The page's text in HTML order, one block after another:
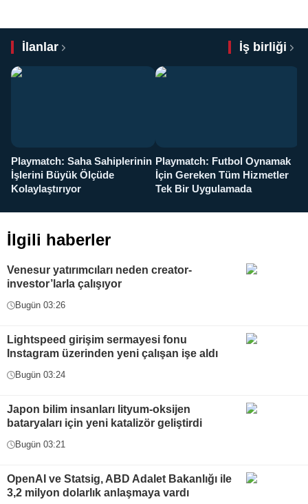
İlanlar İş birliği
Playmatch: Saha Sahiplerinin
İşlerini Büyük Ölçüde
Kolaylaştırıyor
Playmatch: Futbol Oynamak
İçin Gereken Tüm Hizmetler
Tek Bir Uygulamada
İlgili haberler
Venesur yatırımcıları neden creator-
investor’larla çalışıyor
Bugün 03:26
Lightspeed girişim sermayesi fonu
Instagram üzerinden yeni çalışan işe aldı
Bugün 03:24
Japon bilim insanları lityum-oksijen
bataryaları için yeni katalizör geliştirdi
Bugün 03:21
OpenAI ve Statsig, ABD Adalet Bakanlığı ile
3,2 milyon dolarlık anlaşmaya vardı